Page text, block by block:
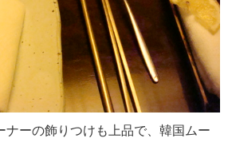
ナーの飾りつけも上品で、韓国ムー